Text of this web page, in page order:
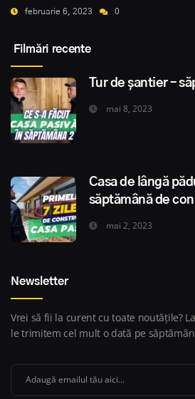
februarie 6, 2023 0
Filmări recente
Tur de șantier –
mai 8, 2023
Casa de lângă
săptămână de
mai 2, 2023
Newsletter
Vrei să fii la curent cu toate noutățile?
le trimitem cel mult o dată pe